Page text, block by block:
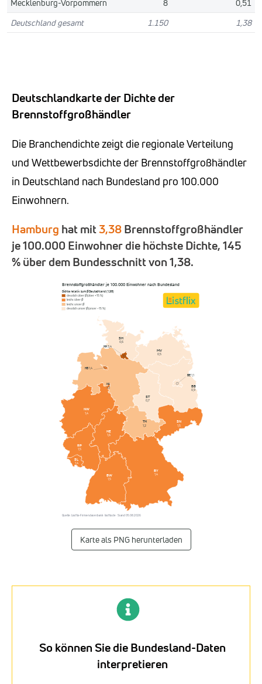
Mecklenburg-Vorpommern
8
0,51
Deutschland gesamt
1.150 1,38
Deutschlandkarte der Dichte der
Brennstoffgroßhändler
Die Branchendichte zeigt die regionale Verteilung
und Wettbewerbsdichte der Brennstoffgroßhändler
in Deutschland nach Bundesland pro 100.000
Einwohnern.
Hamburg hat mit3,38Brennstoffgroßhändler
je 100.000 Einwohner die höchste Dichte, 145
% über dem Bundesschnitt von 1,38.
Brennstoffgroßhändler je 100.000 Einwohner nach Bundesland
Dichte relativ zum Ø Deutschland (1,38)
deutlich über Ø (über +15 %)
leicht über Ø
leicht unter Ø
deutlich unter Ø (unter −15 %)
BW
1,5
BY
1,4
BB
0,9
HE
1,6
MV
0,5
NI
1,3
NW
1,4
RP
1,5
SL
1,4
ST
0,7
SN
1,5
SH
0,6
TH
1,2
BE1,1
HB1,4
HH3,4
Quelle: Listflix-Firmendatenbank · listflix.de · Stand 05.08.2026
Karte als PNG herunterladen
So können Sie die Bundesland-Daten
interpretieren